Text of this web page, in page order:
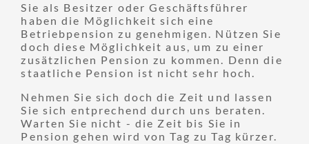
Sie als Besitzer oder Geschäftsführer
haben die Möglichkeit sich eine
Betriebpension zu genehmigen. Nützen Sie
doch diese Möglichkeit aus, um zu einer
zusätzlichen Pension zu kommen. Denn die
staatliche Pension ist nicht sehr hoch.
Nehmen Sie sich doch die Zeit und lassen
Sie sich entprechend durch uns beraten.
Warten Sie nicht - die Zeit bis Sie in
Pension gehen wird von Tag zu Tag kürzer.